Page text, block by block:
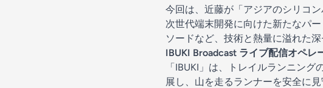
今回は、近藤が「アジアのシリコ
次世代端末開発に向けた新たなパ
ソードなど、技術と熱量に溢れた
IBUKI Broadcast ライブ配信オペレ
「IBUKI」は、トレイルランニン
展し、山を走るランナーを安全に